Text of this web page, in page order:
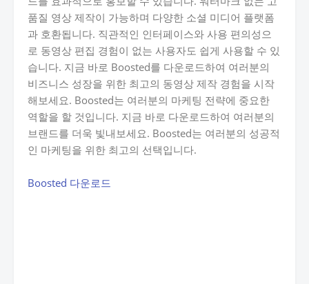
품질 영상 제작이 가능하며 다양한 소셜 미디어 플랫폼
과 호환됩니다. 직관적인 인터페이스와 사용 편의성으
로 동영상 편집 경험이 없는 사용자도 쉽게 사용할 수 있
습니다. 지금 바로 Boosted를 다운로드하여 여러분의
비즈니스 성장을 위한 최고의 동영상 제작 경험을 시작
해보세요. Boosted는 여러분의 마케팅 전략에 중요한
역할을 할 것입니다. 지금 바로 다운로드하여 여러분의
브랜드를 더욱 빛내보세요. Boosted는 여러분의 성공적
인 마케팅을 위한 최고의 선택입니다.
Boosted 다운로드